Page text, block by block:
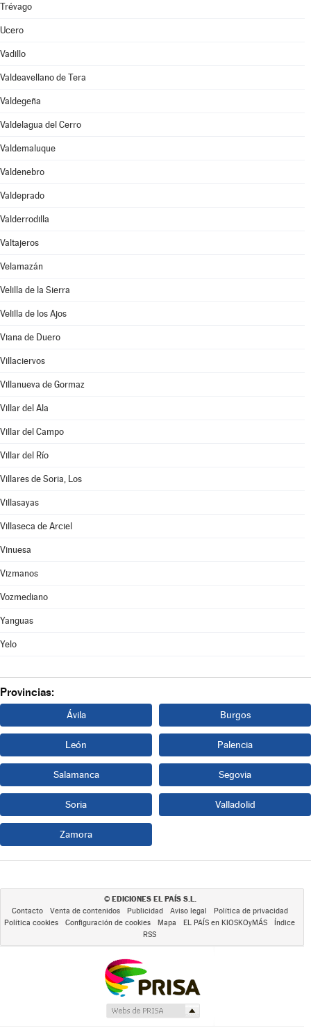
Trévago
Ucero
Vadillo
Valdeavellano de Tera
Valdegeña
Valdelagua del Cerro
Valdemaluque
Valdenebro
Valdeprado
Valderrodilla
Valtajeros
Velamazán
Velilla de la Sierra
Velilla de los Ajos
Viana de Duero
Villaciervos
Villanueva de Gormaz
Villar del Ala
Villar del Campo
Villar del Río
Villares de Soria, Los
Villasayas
Villaseca de Arciel
Vinuesa
Vizmanos
Vozmediano
Yanguas
Yelo
Provincias:
Ávila Burgos
León Palencia
Salamanca Segovia
Soria Valladolid
Zamora
© EDICIONES EL PAÍS S.L.
Contacto Venta de contenidos Publicidad Aviso legal
Política de privacidad
Política cookies
Configuración de cookies Mapa EL PAÍS en KIOSKOyMÁS
Índice
RSS